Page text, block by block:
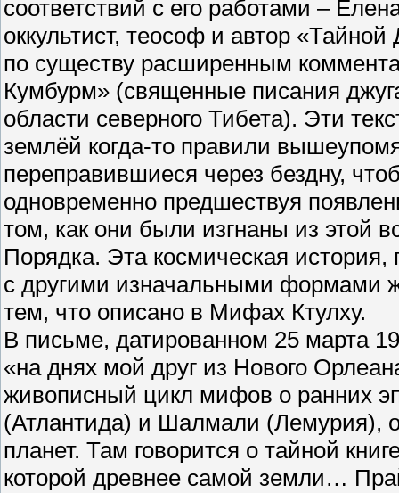
соответствий с его работами –
оккультист, теософ и автор
по существу расширенным
Кумбурм» (священные писания
области северного Тибета). Эти
землёй когда-то правили
переправившиеся через бездну,
одновременно предшествуя
том, как они были изгнаны из этой
Порядка. Эта космическая
с другими изначальными формами
тем, что описано в Мифах Ктулху.
В письме, датированном 25 марта
«на днях мой друг из Нового
живописный цикл мифов о ранних
(Атлантида) и Шалмали (Лемурия),
планет. Там говорится о тайной
которой древнее самой земли…